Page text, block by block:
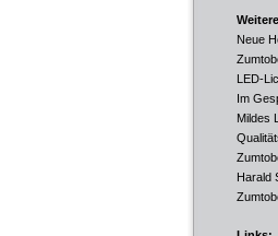
Neue
LED-
Im
Mildes
Harald